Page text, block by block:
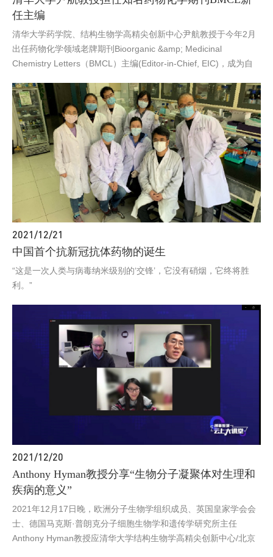
任主编
清华大学药学院、结构生物学高精尖创新中心尹航教授于今年2月
出任药物化学领域老牌期刊Bioorganic &amp; Medicinal
Chemistry Letters（BMCL）主编(Editor-in-Chief, EIC)，成为自
2021/12/21
中国首个抗新冠抗体药物的诞生
“这是一次人类与病毒纳米级别的‘交锋’，它没有硝烟，它终将胜
利。”
2021/12/20
Anthony Hyman教授分享“生物分子凝聚体对生理和
疾病的意义”
2021年12月17日晚，欧洲分子生物学组织成员、英国皇家学会会
士、德国马克斯·普朗克分子细胞生物学和遗传学研究所主任
Anthony Hyman教授应清华大学结构生物学高精尖创新中心/北京